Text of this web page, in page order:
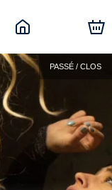
PASSÉ / CLOS